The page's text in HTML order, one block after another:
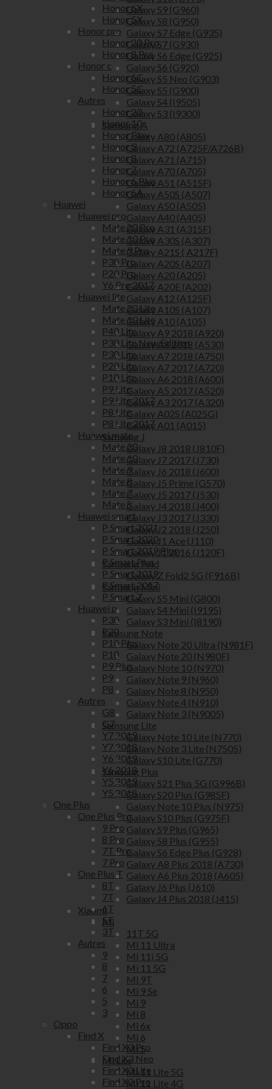
Galaxy S9 (G960)
Galaxy S8 (G950)
Galaxy S7 Edge (G935)
Galaxy S7 (G930)
Galaxy S6 Edge (G925)
Galaxy S6 (G920)
Galaxy S5 Neo (G903)
Galaxy S5 (G900)
Galaxy S4 (I9505)
Galaxy S3 (I9300)
Samsung A
Galaxy A80 (A805)
Galaxy A72 (A725F/A726B)
Galaxy A71 (A715)
Galaxy A70 (A705)
Galaxy A51 (A515F)
Galaxy A50S (A507)
Galaxy A50 (A505)
Galaxy A40 (A405)
Galaxy A31 (A315F)
Galaxy A30S (A307)
Galaxy A21S ( A217F)
Galaxy A20S (A207)
Galaxy A20 (A205)
Galaxy A20E (A202)
Galaxy A12 (A125F)
Galaxy A10S (A107)
Galaxy A10 (A105)
Galaxy A9 2018 (A920)
Galaxy A8 2018 (A530)
Galaxy A7 2018 (A750)
Galaxy A7 2017 (A720)
Galaxy A6 2018 (A600)
Galaxy A5 2017 (A520)
Galaxy A3 2017 (A320)
Galaxy A02S (A025G)
Galaxy A01 (A015)
Samsung J
Galaxy J8 2018 (J810F)
Galaxy J7 2017 (J730)
Galaxy J6 2018 (J600)
Galaxy J5 Prime (G570)
Galaxy J5 2017 (J530)
Galaxy J4 2018 (J400)
Galaxy J3 2017 (J330)
Galaxy J2 2018 (J250)
Galaxy J1 Ace (J110)
Galaxy J1 2016 (J120F)
Samsung Fold
Galaxy Z Fold2 5G (F916B)
Samsung Mini
Galaxy S5 Mini (G800)
Galaxy S4 Mini (I9195)
Galaxy S3 Mini (I8190)
Samsung Note
Galaxy Note 20 Ultra (N981F)
Galaxy Note 20 (N980F)
Galaxy Note 10 (N970)
Galaxy Note 9 (N960)
Galaxy Note 8 (N950)
Galaxy Note 4 (N910)
Galaxy Note 3 (N9005)
Samsung Lite
Galaxy Note 10 Lite (N770)
Galaxy Note 3 Lite (N7505)
Galaxy S10 Lite (G770)
Samsung Plus
Galaxy S21 Plus 5G (G996B)
Galaxy S20 Plus (G985F)
Galaxy Note 10 Plus (N975)
Galaxy S10 Plus (G975F)
Galaxy S9 Plus (G965)
Galaxy S8 Plus (G955)
Galaxy S6 Edge Plus (G928)
Galaxy A8 Plus 2018 (A730)
Galaxy A6 Plus 2018 (A605)
Galaxy J6 Plus (J610)
Galaxy J4 Plus 2018 (J415)
Xiaomi
Mi
11T 5G
Mi 11 Ultra
Mi 11i 5G
Mi 11 5G
Mi 9T
Mi 9 Se
Mi 9
Mi 8
Mi 6x
Mi 6
Mi 5
Mi Lite
Mi 11 Lite 5G
Mi 11 Lite 4G
Honor 6X
Honor 5X
Honor pro
Honor 20 Pro
Honor 8 Pro
Honor c
Honor 6C
Honor 5C
Autres
Honor 20
Honor 10
Honor Play
Honor 9
Honor 8
Honor 7
Honor 6 Plus
Honor 6A
Huawei
Huawei pro
Mate 20 Pro
Mate 10 Pro
Mate 9 Pro
P30 Pro
P20 Pro
Y6 Pro 2017
Huawei lite
Mate 20 Lite
Mate 10 Lite
P40 Lite
P30 Lite New Edition
P30 Lite
P20 Lite
P10 Lite
P9 Lite
P9 Lite 2017
P8 Lite
P8 Lite 2017
Huawei mate
Mate 20
Mate 10
Mate 9
Mate 8
Mate 7
Mate S
Huawei smart
P Smart 2021
P Smart 2020
P Smart 2019 Plus
P Smart Plus
P Smart 2019
P Smart 2017
P Smart Z
Huawei p
P30
P20
P10 Plus
P10
P9 Plus
P9
P8
Autres
G8
G7
Y7 2019
Y7 2018
Y6 2019
Y6 2018
Y5 2019
Y5 2018
One Plus
One Plus Pro
9 Pro
8 Pro
7T Pro
7 Pro
One Plus T
8T
7T
6T
5T
3T
Autres
9
8
7
6
5
3
Oppo
Find X
Find X3 Pro
Find X3 Neo
Find X3 Lite
Find X2 Pro